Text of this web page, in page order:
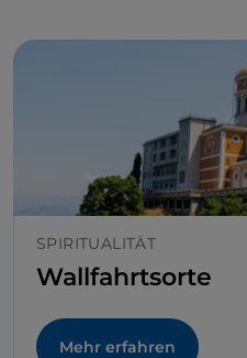
SPIRITUALITÄT
Wallfahrtsorte
Mehr erfahren